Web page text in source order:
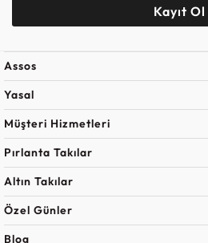
Kayıt Ol
Assos
Yasal
Müşteri Hizmetleri
Pırlanta Takılar
Altın Takılar
Özel Günler
Blog